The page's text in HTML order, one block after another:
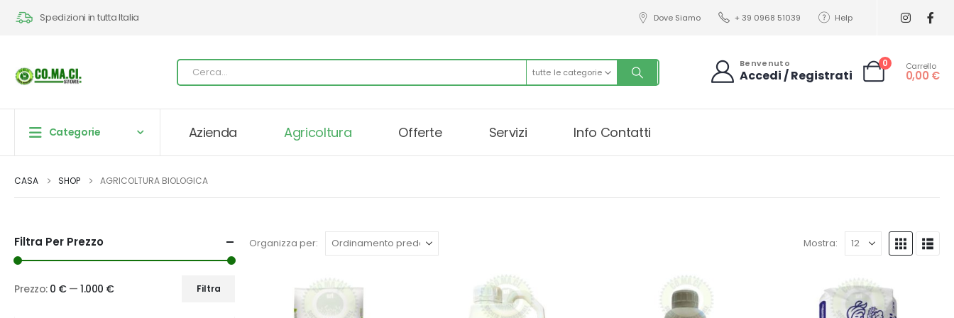
Spedizioni in tutta Italia Dove Siamo + 39 0968 51039 Help
tutte le categorie
Benvenuto
Accedi / Registrati
0 Carrello
0,00 €
Categorie Azienda Agricoltura Offerte Servizi Info Contatti
CASA SHOP AGRICOLTURA BIOLOGICA
Organizza per: Mostra:
Filtra Per Prezzo
Filtra
Prezzo: 0 €—1.000 €